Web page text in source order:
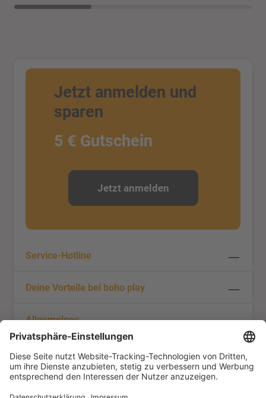
Jetzt anmelden und
sparen
5 € Gutschein
Jetzt anmelden
Service-Hotline
Deine Vorteile bei boho play
Allgemeines
Social Media